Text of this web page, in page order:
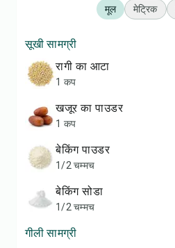
मूल मेट्रिक
सूखी सामग्री
रागी का आटा
1 कप
खजूर का पाउडर
1 कप
बेकिंग पाउडर
1/2 चम्मच
बेकिंग सोडा
1/2 चम्मच
गीली सामग्री